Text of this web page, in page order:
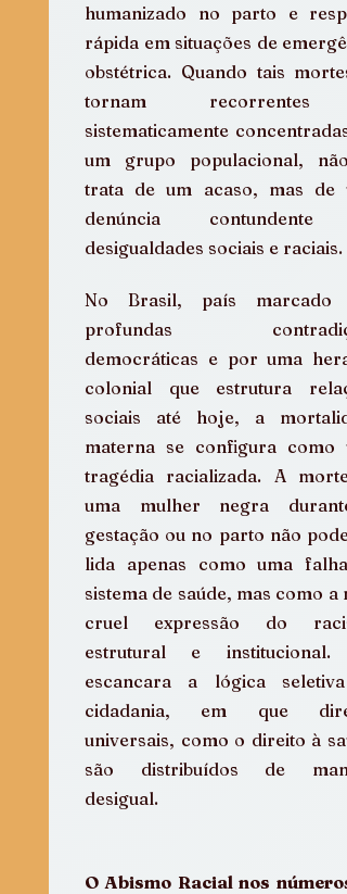
humanizado no parto e
rápida em situações de
obstétrica. Quando tais
tornam
sistematicamente concentradas
um grupo populacional, não
trata de um acaso, mas de
denúncia contundente
desigualdades sociais e raciais.
No Brasil, país marcado
profundas
democráticas e por uma
colonial que estrutura
sociais até hoje, a
materna se configura como
tragédia racializada. A morte
uma mulher negra
gestação ou no parto não pode
lida apenas como uma falha
sistema de saúde, mas como a
cruel expressão do
estrutural e institucional.
escancara a lógica seletiva
cidadania, em que
universais, como o direito à
são distribuídos de
desigual.
O Abismo Racial nos